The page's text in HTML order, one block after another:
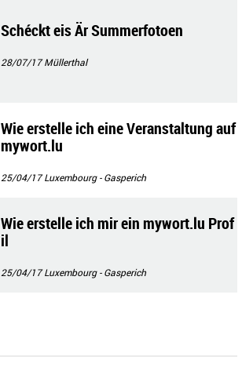
Schéckt eis Är Summerfotoen
28/07/17Müllerthal
Wie erstelle ich eine Veranstaltung auf
mywort.lu
25/04/17Luxembourg - Gasperich
Wie erstelle ich mir ein mywort.lu Prof
il
25/04/17Luxembourg - Gasperich